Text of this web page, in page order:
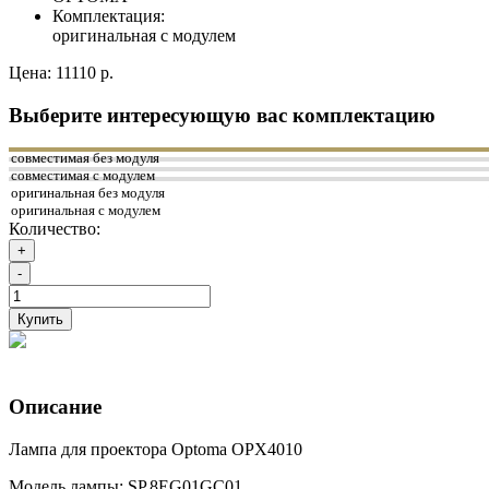
Комплектация:
оригинальная с модулем
Цена: 11110 р.
Выберите интересующую вас комплектацию
совместимая без модуля
совместимая с модулем
оригинальная без модуля
оригинальная с модулем
Количество:
+
-
Купить
Описание
Лампа для проектора Optoma OPX4010